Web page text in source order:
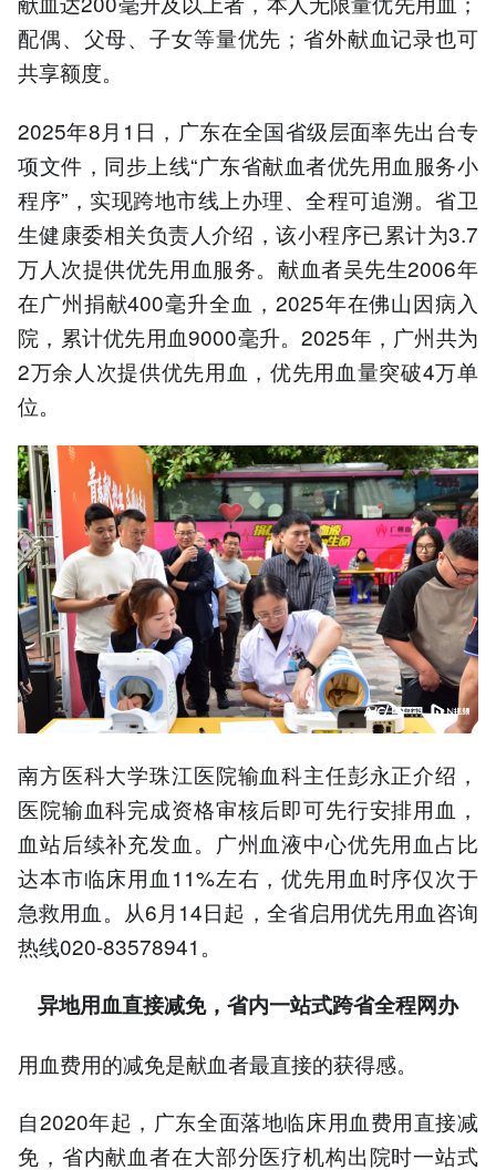
配偶、父母、子女等量优先；省外献血记录也可
共享额度。
2025年8月1日，广东在全国省级层面率先出台专
项文件，同步上线“广东省献血者优先用血服务小
程序”，实现跨地市线上办理、全程可追溯。省卫
生健康委相关负责人介绍，该小程序已累计为3.7
万人次提供优先用血服务。献血者吴先生2006年
在广州捐献400毫升全血，2025年在佛山因病入
院，累计优先用血9000毫升。2025年，广州共为
2万余人次提供优先用血，优先用血量突破4万单
位。
南方医科大学珠江医院输血科主任彭永正介绍，
医院输血科完成资格审核后即可先行安排用血，
血站后续补充发血。广州血液中心优先用血占比
达本市临床用血11%左右，优先用血时序仅次于
急救用血。从6月14日起，全省启用优先用血咨询
热线020-83578941。
异地用血直接减免，省内一站式跨省全程网办
用血费用的减免是献血者最直接的获得感。
自2020年起，广东全面落地临床用血费用直接减
免，省内献血者在大部分医疗机构出院时一站式